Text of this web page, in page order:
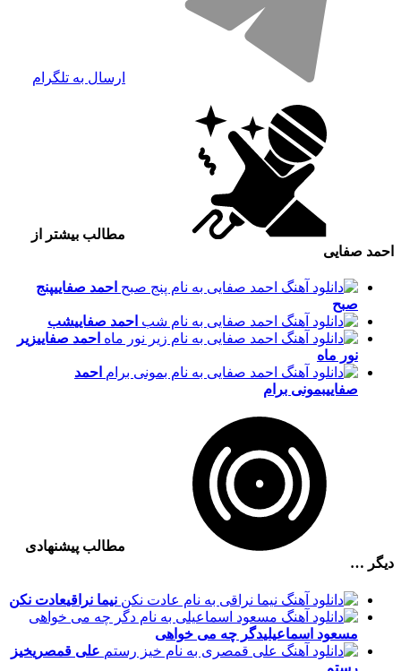
ارسال به تلگرام
مطالب بیشتر از
احمد صفایی
احمد صفاییپنج
صبح
احمد صفاییشب
احمد صفاییزیر
نور ماه
احمد
صفاییبمونی برام
مطالب پیشنهادی
دیگر …
نیما نراقیعادت نکن
مسعود اسماعیلیدگر چه می خواهی
علی قمصریخیز
رستم